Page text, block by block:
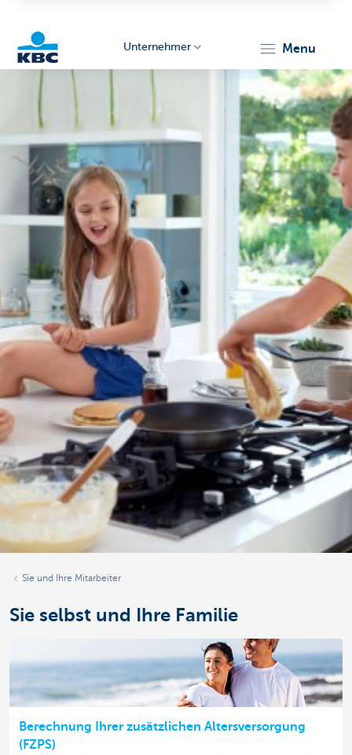
Unternehmer
Unternehmer menu
Sie und Ihre Mitarbeiter
Sie selbst und Ihre Familie
Berechnung Ihrer zusätzlichen Altersversorgung
(FZPS)